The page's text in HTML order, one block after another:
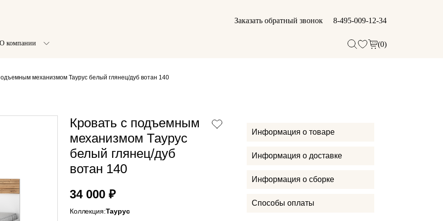
Заказать обратный звонок 8-495-009-12-34
О компании (0)
механизмом Таурус белый глянец/дуб вотан 140
Кровать с подъемным
механизмом Таурус
белый глянец/дуб
вотан 140
34 000 ₽
Коллекция:Таурус
Информация о товаре
Информация о доставке
Информация о сборке
Способы оплаты